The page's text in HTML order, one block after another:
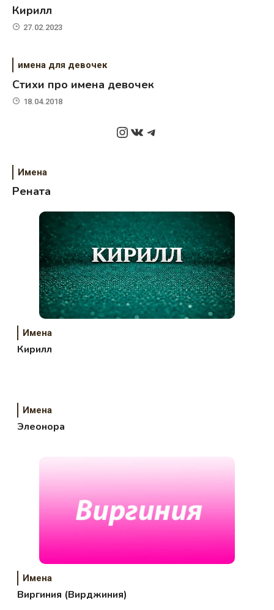
Кирилл
27.02.2023
имена для девочек
Стихи про имена девочек
18.04.2018
Instagram
ВКонтакте
Telegram
Имена
Рената
Имена
Кирилл
Имена
Элеонора
Имена
Виргиния (Вирджиния)